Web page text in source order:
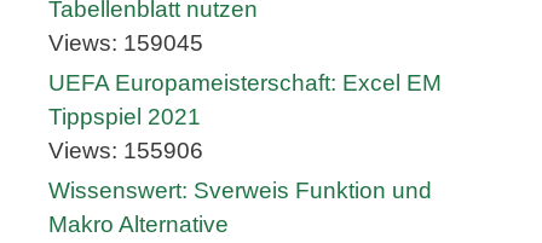
Tabellenblatt nutzen
Views: 159045
UEFA Europameisterschaft: Excel EM
Tippspiel 2021
Views: 155906
Wissenswert: Sverweis Funktion und
Makro Alternative